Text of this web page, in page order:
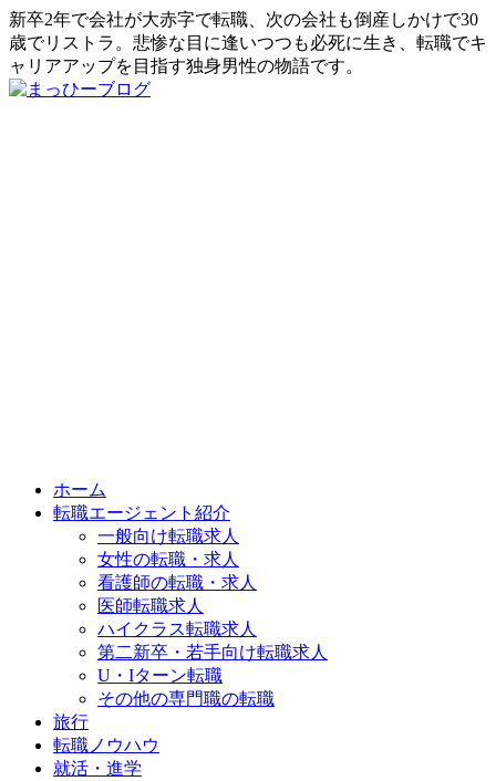
新卒2年で会社が大赤字で転職、次の会社も倒産しかけで30
歳でリストラ。悲惨な目に逢いつつも必死に生き、転職でキ
ャリアアップを目指す独身男性の物語です。
ホーム
転職エージェント紹介
一般向け転職求人
女性の転職・求人
看護師の転職・求人
医師転職求人
ハイクラス転職求人
第二新卒・若手向け転職求人
U・Iターン転職
その他の専門職の転職
旅行
転職ノウハウ
就活・進学